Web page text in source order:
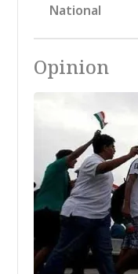
National
Opinion